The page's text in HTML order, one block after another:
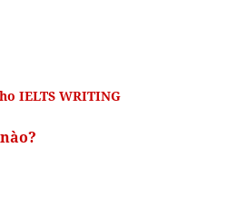
IELTS WRITING